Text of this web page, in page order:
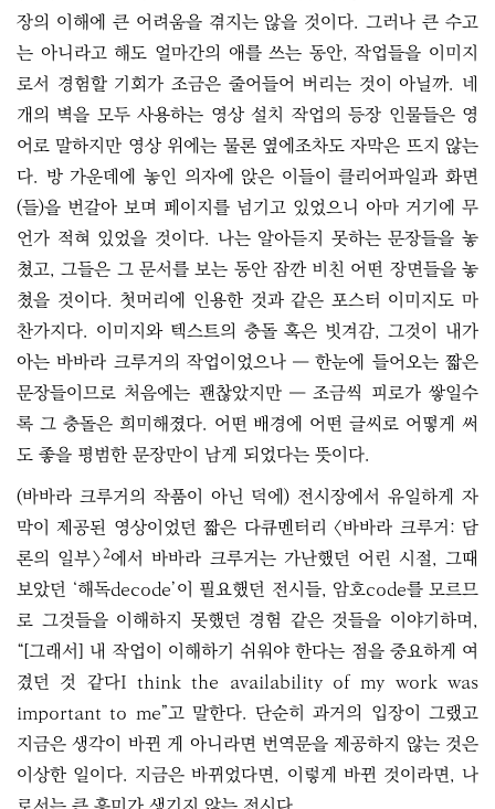
장의 이해에 큰 어려움을 겪지는 않을 것이다. 그러나 큰 수고
는 아니라고 해도 얼마간의 애를 쓰는 동안, 작업들을 이미지
로서 경험할 기회가 조금은 줄어들어 버리는 것이 아닐까. 네
개의 벽을 모두 사용하는 영상 설치 작업의 등장 인물들은 영
어로 말하지만 영상 위에는 물론 옆에조차도 자막은 뜨지 않는
다. 방 가운데에 놓인 의자에 앉은 이들이 클리어파일과 화면
(들)을 번갈아 보며 페이지를 넘기고 있었으니 아마 거기에 무
언가 적혀 있었을 것이다. 나는 알아듣지 못하는 문장들을 놓
쳤고, 그들은 그 문서를 보는 동안 잠깐 비친 어떤 장면들을 놓
쳤을 것이다. 첫머리에 인용한 것과 같은 포스터 이미지도 마
찬가지다. 이미지와 텍스트의 충돌 혹은 빗겨감, 그것이 내가
아는 바바라 크루거의 작업이었으나 ― 한눈에 들어오는 짧은
문장들이므로 처음에는 괜찮았지만 ― 조금씩 피로가 쌓일수
록 그 충돌은 희미해졌다. 어떤 배경에 어떤 글씨로 어떻게 써
도 좋을 평범한 문장만이 남게 되었다는 뜻이다.
(바바라 크루거의 작품이 아닌 덕에) 전시장에서 유일하게 자
막이 제공된 영상이었던 짧은 다큐멘터리 〈바바라 크루거: 담
론의 일부〉2에서 바바라 크루거는 가난했던 어린 시절, 그때
보았던 ‘해독decode’이 필요했던 전시들, 암호code를 모르므
로 그것들을 이해하지 못했던 경험 같은 것들을 이야기하며,
“[그래서] 내 작업이 이해하기 쉬워야 한다는 점을 중요하게 여
겼던 것 같다I think the availability of my work was
important to me”고 말한다. 단순히 과거의 입장이 그랬고
지금은 생각이 바뀐 게 아니라면 번역문을 제공하지 않는 것은
이상한 일이다. 지금은 바뀌었다면, 이렇게 바뀐 것이라면, 나